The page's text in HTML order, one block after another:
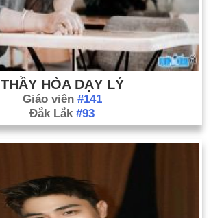
THẦY HÒA DẠY LÝ
Giáo viên #141
Đắk Lắk #93